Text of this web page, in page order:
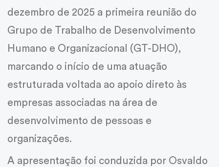
dezembro de 2025 a primeira reunião do
Grupo de Trabalho de Desenvolvimento
Humano e Organizacional (GT-DHO),
marcando o início de uma atuação
estruturada voltada ao apoio direto às
empresas associadas na área de
desenvolvimento de pessoas e
organizações.
A apresentação foi conduzida por Osvaldo